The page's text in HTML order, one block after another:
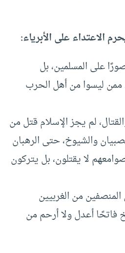
الاعتداء على الأبرياء:
على المسلمين، بل
ليسوا من أهل الحرب
لم يجز الإسلام قتل من
والشيوخ، حتى الرهبان
لا يقتلون، بل يتركون
من الغربيين
فاتحًا أعدل ولا أرحم من